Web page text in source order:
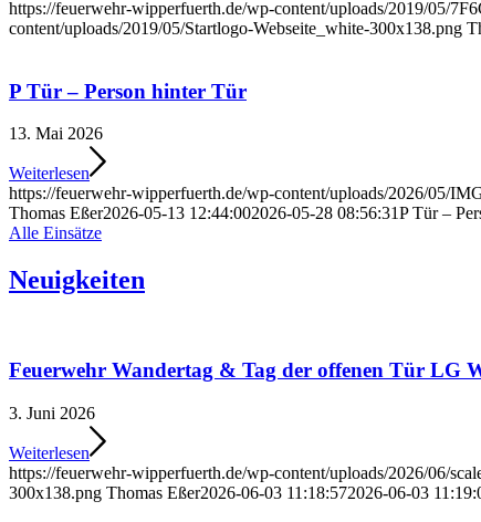
https://feuerwehr-wipperfuerth.de/wp-content/uploads/2019/05/
content/uploads/2019/05/Startlogo-Webseite_white-300x138.png
P Tür – Person hinter Tür
13. Mai 2026
Weiterlesen
https://feuerwehr-wipperfuerth.de/wp-content/uploads/2026/05/
Thomas Eßer2026-05-13 12:44:002026-05-28 08:56:31P Tür –
Alle Einsätze
Neuigkeiten
Feuerwehr Wandertag & Tag der offenen Tür LG
3. Juni 2026
Weiterlesen
https://feuerwehr-wipperfuerth.de/wp-content/uploads/2026/06/
300x138.png Thomas Eßer2026-06-03 11:18:572026-06-03